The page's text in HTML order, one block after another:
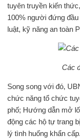
tuyên truyền kiến
100% người đứng
luật, kỹ năng an toàn
Các
Song song với đó,
chức năng tổ chức
phố; Hướng dẫn mở
động các hộ tự trang
lý tình huống khẩn cấp.